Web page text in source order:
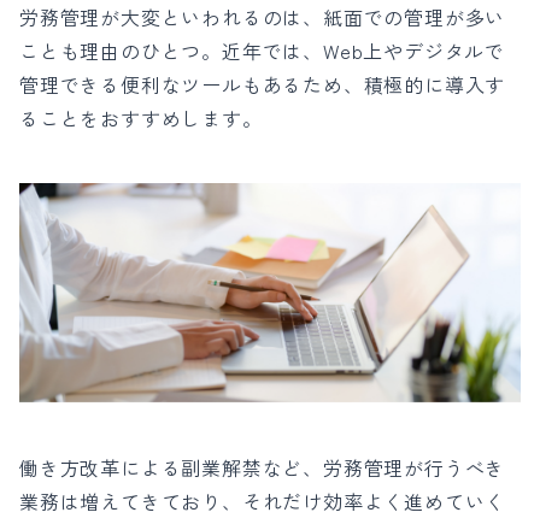
労務管理が大変といわれるのは、紙面での管理が多い
ことも理由のひとつ。近年では、Web上やデジタルで
管理できる便利なツールもあるため、積極的に導入す
ることをおすすめします。
働き方改革による副業解禁など、労務管理が行うべき
業務は増えてきており、それだけ効率よく進めていく